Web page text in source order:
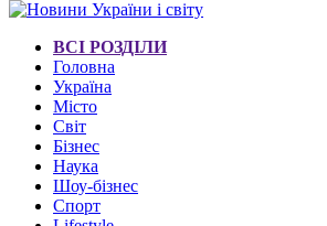
ВСІ РОЗДІЛИ
Головна
Україна
Місто
Світ
Бізнес
Наука
Шоу-бізнес
Спорт